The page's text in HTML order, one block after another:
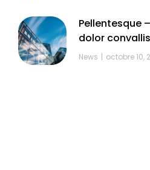
Pellentesque
dolor convallis
News octobre 10,